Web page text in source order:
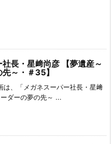
社長・星﨑尚彦 【夢遺産～
～・＃35】
は、「メガネスーパー社長・星﨑
ダーの夢の先～ ...